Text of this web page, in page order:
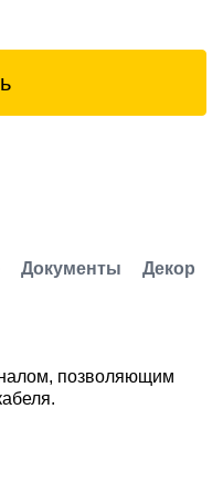
Документы Декор
позволяющим